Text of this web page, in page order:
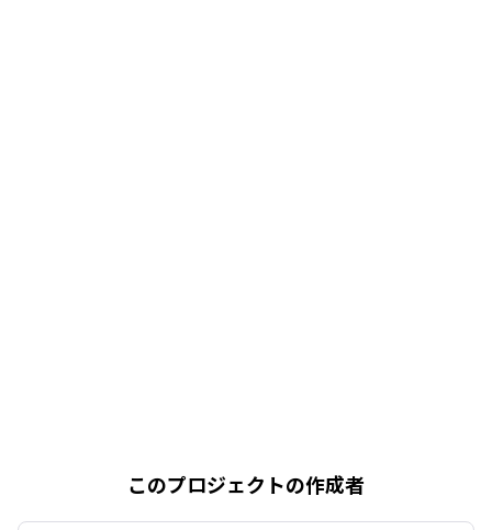
このプロジェクトの作成者